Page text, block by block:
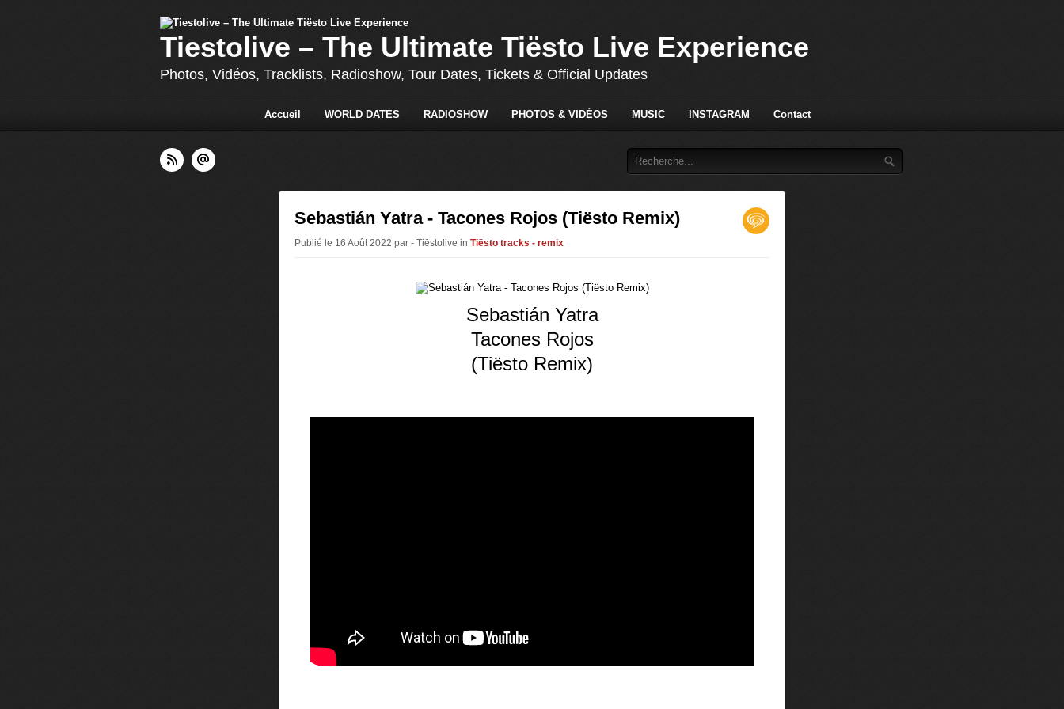
Tiestolive – The Ultimate Tiësto Live Experience
Photos, Vidéos, Tracklists, Radioshow, Tour Dates, Tickets & Official Updates
Accueil WORLD DATES RADIOSHOW PHOTOS & VIDÉOS MUSIC INSTAGRAM Contact
Sebastián Yatra - Tacones Rojos (Tiësto Remix)
Publié le 16 Août 2022 par - Tiëstolive in Tiësto tracks - remix
Sebastián Yatra
Tacones Rojos
(Tiësto Remix)